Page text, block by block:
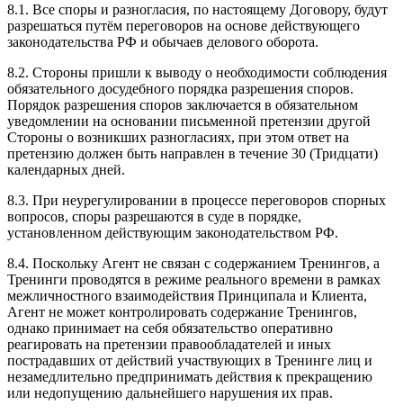
8.1. Все споры и разногласия, по настоящему Договору, будут
разрешаться путём переговоров на основе действующего
законодательства РФ и обычаев делового оборота.
8.2. Стороны пришли к выводу о необходимости соблюдения
обязательного досудебного порядка разрешения споров.
Порядок разрешения споров заключается в обязательном
уведомлении на основании письменной претензии другой
Стороны о возникших разногласиях, при этом ответ на
претензию должен быть направлен в течение 30 (Тридцати)
календарных дней.
8.3. При неурегулировании в процессе переговоров спорных
вопросов, споры разрешаются в суде в порядке,
установленном действующим законодательством РФ.
8.4. Поскольку Агент не связан с содержанием Тренингов, а
Тренинги проводятся в режиме реального времени в рамках
межличностного взаимодействия Принципала и Клиента,
Агент не может контролировать содержание Тренингов,
однако принимает на себя обязательство оперативно
реагировать на претензии правообладателей и иных
пострадавших от действий участвующих в Тренинге лиц и
незамедлительно предпринимать действия к прекращению
или недопущению дальнейшего нарушения их прав.